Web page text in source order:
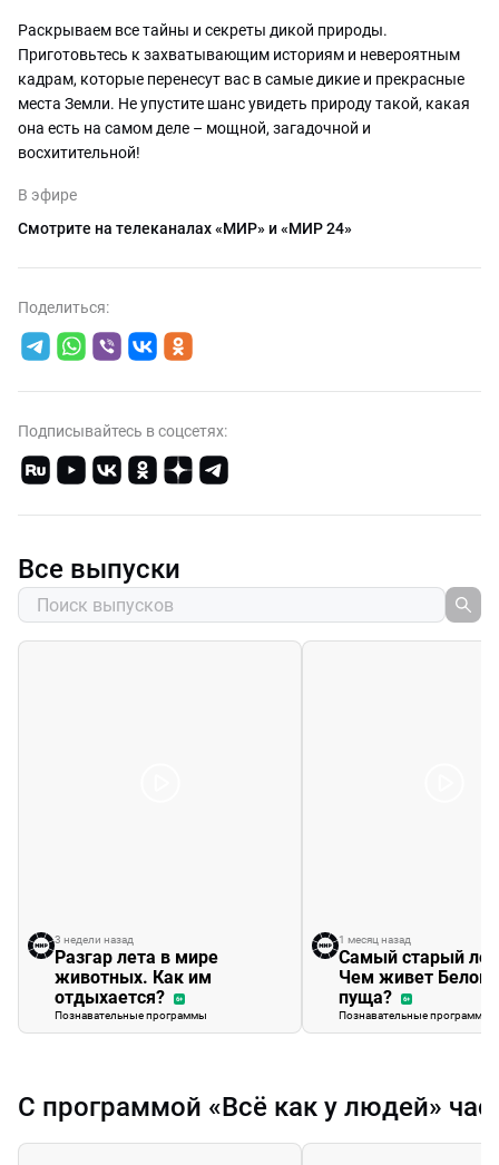
Раскрываем все тайны и секреты дикой природы.
Приготовьтесь к захватывающим историям и невероятным
кадрам, которые перенесут вас в самые дикие и прекрасные
места Земли. Не упустите шанс увидеть природу такой, какая
она есть на самом деле – мощной, загадочной и
восхитительной!
В эфире
Смотрите на телеканалах «МИР» и «МИР 24»
Поделиться:
Подписывайтесь в соцсетях:
Все выпуски
3 недели назад
Разгар лета в мире
животных. Как им
отдыхается?
6+
Познавательные программы
1 месяц назад
Самый старый
Чем живет
пуща?
6+
Познавательные программы
С программой «Всё как у людей»